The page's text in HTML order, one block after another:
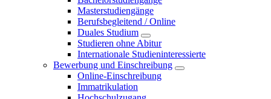
Masterstudiengänge
Berufsbegleitend / Online
Duales Studium
Studieren ohne Abitur
Internationale Studieninteressierte
Bewerbung und Einschreibung
Online-Einschreibung
Immatrikulation